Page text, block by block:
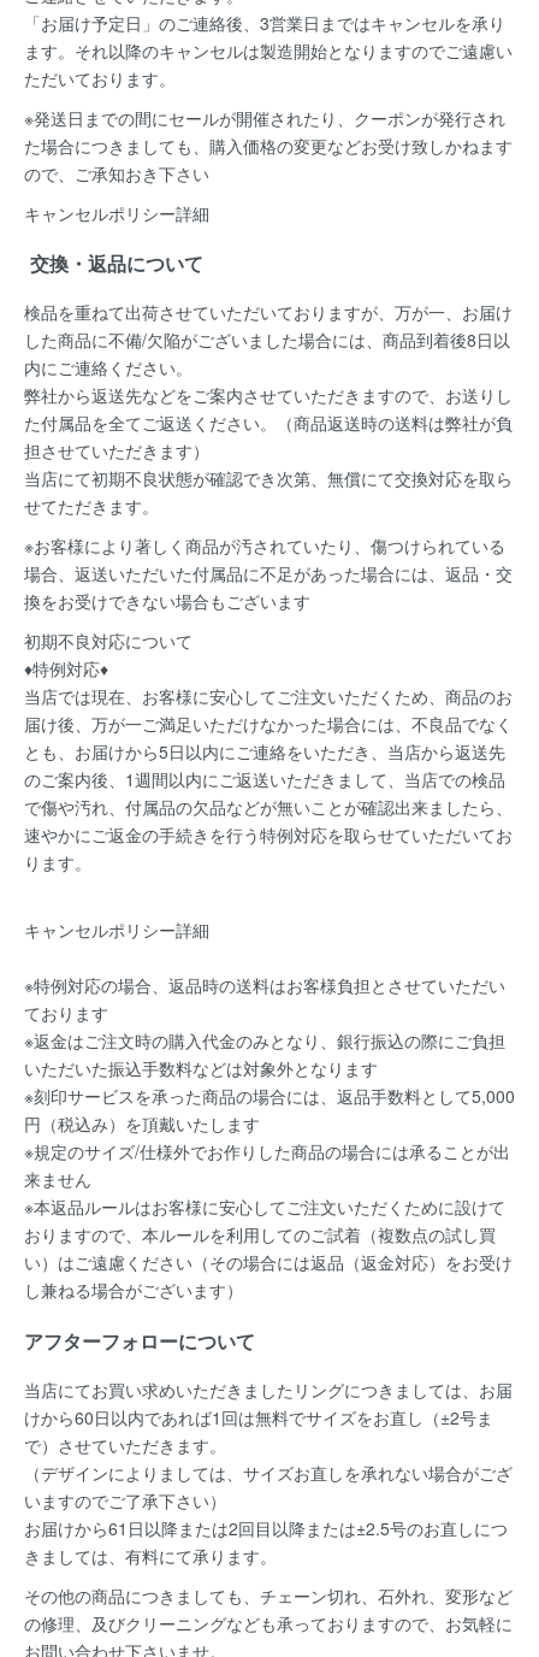
「お届け予定日」のご連絡後、 3営業日まではキャンセルを承り
ます。 それ以降のキャンセルは製造開始となりますのでご遠慮い
ただいております。
※発送日までの間にセールが開催されたり、クーポンが発行され
た場合につきましても、購入価格の変更などお受け致しかねます
ので、ご承知おき下さい
キャンセルポリシー詳細
交換・返品について
検品を重ねて出荷させていただいておりますが、万が一、お届け
した商品に不備/欠陥がございました場合には、 商品到着後8日以
内にご連絡ください。
弊社から返送先などをご案内させていただきますので、お送りし
た付属品を全てご返送ください。（商品返送時の送料は弊社が負
担させていただきます）
当店にて初期不良状態が確認でき次第、無償にて交換対応を取ら
せてただきます。
※お客様により著しく商品が汚されていたり、傷つけられている
場合、返送いただいた付属品に不足があった場合には、返品・交
換をお受けできない場合もございます
初期不良対応について
♦特例対応♦
当店では現在、お客様に安心してご注文いただくため、商品のお
届け後、万が一ご満足いただけなかった場合には、不良品でなく
とも、お届けから5日以内にご連絡をいただき、当店から返送先
のご案内後、1週間以内にご返送いただきまして、当店での検品
で傷や汚れ、付属品の欠品などが無いことが確認出来ましたら、
速やかにご返金の手続きを行う特例対応を取らせていただいてお
ります。
キャンセルポリシー詳細
※特例対応の場合、返品時の送料はお客様負担とさせていただい
ております
※返金はご注文時の購入代金のみとなり、銀行振込の際にご負担
いただいた振込手数料などは対象外となります
※刻印サービスを承った商品の場合には、返品手数料として5,000
円（税込み）を頂戴いたします
※規定のサイズ/仕様外でお作りした商品の場合には承ることが出
来ません
※本返品ルールはお客様に安心してご注文いただくために設けて
おりますので、本ルールを利用してのご試着（複数点の試し買
い）はご遠慮ください（その場合には返品（返金対応）をお受け
し兼ねる場合がございます）
アフターフォローについて
当店にてお買い求めいただきましたリングにつきましては、お届
けから60日以内であれば1回は無料でサイズをお直し（±2号ま
で）させていただきます。
（デザインによりましては、サイズお直しを承れない場合がござ
いますのでご了承下さい）
お届けから61日以降または2回目以降または±2.5号のお直しにつ
きましては、有料にて承ります。
その他の商品につきましても、チェーン切れ、石外れ、変形など
の修理、及びクリーニングなども承っておりますので、お気軽に
お問い合わせ下さいませ。